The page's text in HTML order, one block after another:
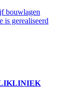
bouwlagen
is gerealiseerd